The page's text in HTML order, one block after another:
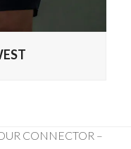
CONNECTOR –